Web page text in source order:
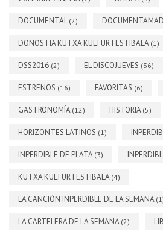
DOCUMENTAL(2)
DONOSTIA KUTXA KULTUR FESTIBALA (1)
DSS2016 (2) EL DISCOJUEVES (36)
ESTRENOS (16) FAVORITAS (6)
GASTRONOMÍA (12) HISTORIA (5)
HORIZONTES LATINOS (1)
INPERDIBLE DE PLATA (3)
KUTXA KULTUR FESTIBALA (4)
LA CANCIÓN INPERDIBLE DE LA SEMANA
LA CARTELERA DE LA SEMANA (2)